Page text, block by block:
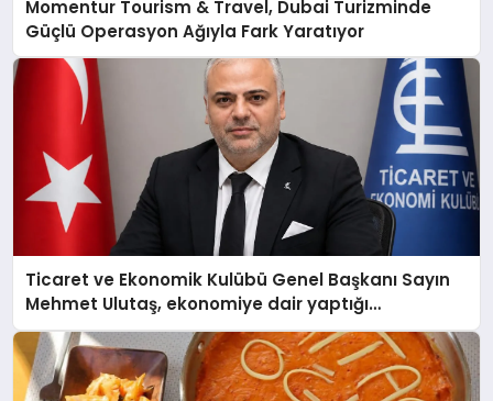
Momentur Tourism & Travel, Dubai Turizminde
Güçlü Operasyon Ağıyla Fark Yaratıyor
Ticaret ve Ekonomik Kulübü Genel Başkanı Sayın
Mehmet Ulutaş, ekonomiye dair yaptığı
açıklamada şunları kaydetti: